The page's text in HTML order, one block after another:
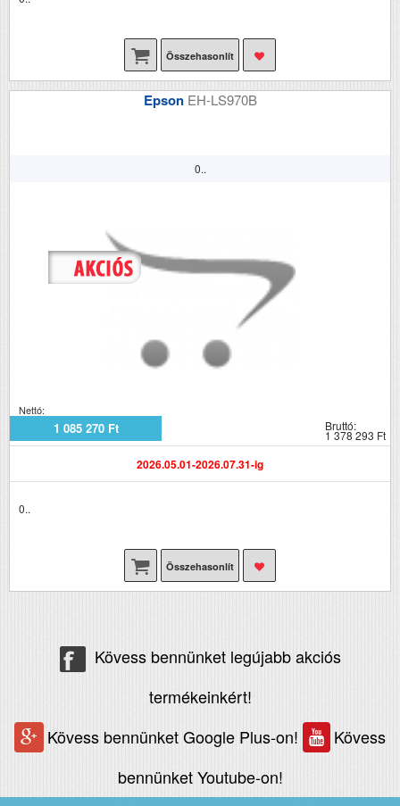
Összehasonlít
Epson EH-LS970B
0..
Nettó:
1 085 270 Ft Bruttó:
1 378 293 Ft
2026.05.01-2026.07.31-ig
0..
Összehasonlít
Kövess bennünket legújabb akciós
termékeinkért!
Kövess bennünket Google Plus-on!
Kövess
bennünket Youtube-on!